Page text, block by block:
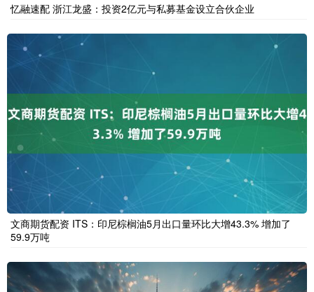
忆融速配 浙江龙盛：投资2亿元与私募基金设立合伙企业
文商期货配资 ITS：印尼棕榈油5月出口量环比大增43.3% 增加了
59.9万吨